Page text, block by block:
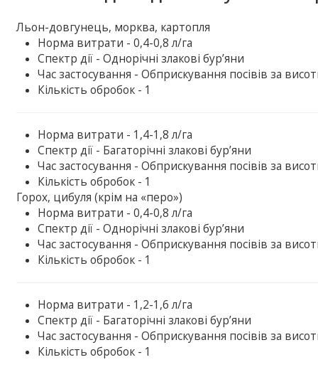
Льон-довгунець, морква, картопля
Норма витрати - 0,4-0,8 л/га
Спектр дії - Однорічні злакові бур’яни
Час застосування - Обприскування посівів за
Кількість обробок - 1
Норма витрати - 1,4-1,8 л/га
Спектр дії - Багаторічні злакові бур’яни
Час застосування - Обприскування посівів за
Кількість обробок - 1
Горох, цибуля (крім на «перо»)
Норма витрати - 0,4-0,8 л/га
Спектр дії - Однорічні злакові бур’яни
Час застосування - Обприскування посівів за
Кількість обробок - 1
Норма витрати - 1,2-1,6 л/га
Спектр дії - Багаторічні злакові бур’яни
Час застосування - Обприскування посівів за
Кількість обробок - 1